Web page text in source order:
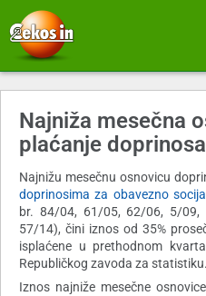
Najniža mesečna
plaćanje
Najnižu mesečnu osnovicu
doprinosima za obavezno
br. 84/04, 61/05, 62/06, 5/
57/14), čini iznos od 35%
isplaćene u prethodnom
Republičkog zavoda za statistiku.
Iznos najniže mesečne